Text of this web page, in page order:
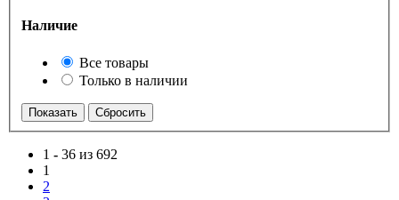
Наличие
Все товары
Только в наличии
1 - 36 из 692
1
2